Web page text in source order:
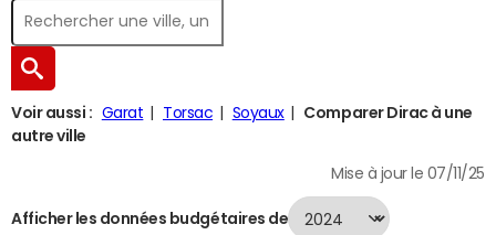
Voir aussi : Garat Torsac Soyaux
Comparer Dirac à une
autre ville
Mise à jour le 07/11/25
Afficher les données budgétaires de